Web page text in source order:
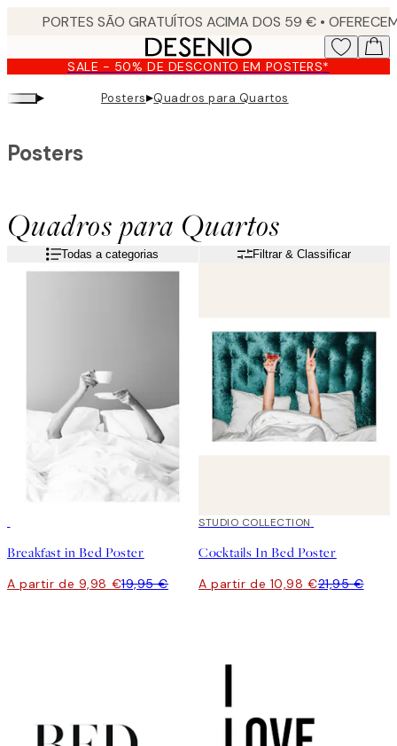
content. SALE - 50% DE DESCONTO EM POSTERS*
▸ Posters▸Quadros para Quartos
Quadros para Quartos
Posters
Todas a categorias Filtrar & Classificar
Breakfast in Bed Poster
A partir de 9,98 €19,95 €
50%*
STUDIO COLLECTION
Cocktails In Bed Poster
A partir de 10,98 €21,95 €